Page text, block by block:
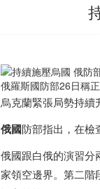
俄羅斯國防部26日稱
烏克蘭緊張局勢持續
俄國防部指出，在檢
俄國跟白俄的演習分
家領空邊界。第二階